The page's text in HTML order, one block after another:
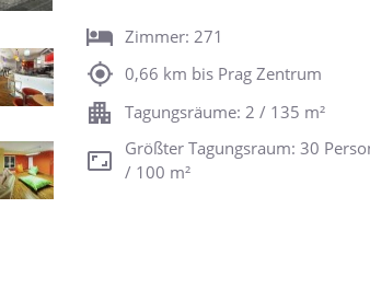
Zimmer: 271
0,66 km bis Prag Zentrum
Tagungsräume: 2 / 135 m²
Größter Tagungsraum: 30
/ 100 m²